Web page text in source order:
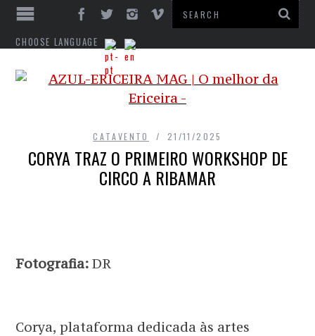
CHOOSE LANGUAGE
CATAVENTO 21/11/2025
CORYA TRAZ O PRIMEIRO WORKSHOP DE
CIRCO A RIBAMAR
Fotografia: DR
Corya, plataforma dedicada às artes